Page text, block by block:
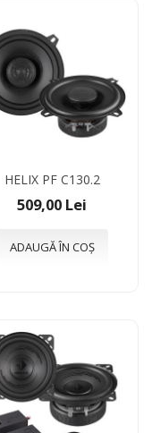
HELIX PF C130.2
509,00 Lei
ADAUGĂ ÎN COȘ